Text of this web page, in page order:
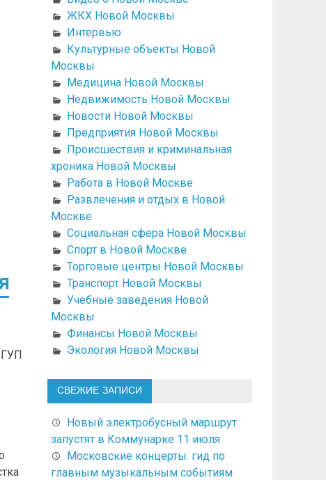
ГУП
ЖКХ Новой Москвы
Интервью
Культурные объекты Новой
Москвы
Медицина Новой Москвы
Недвижимость Новой Москвы
Новости Новой Москвы
Предприятия Новой Москвы
Происшествия и криминальная
хроника Новой Москвы
Работа в Новой Москве
Развлечения и отдых в Новой
Москве
Социальная сфера Новой Москвы
Спорт в Новой Москве
Торговые центры Новой Москвы
Транспорт Новой Москвы
Учебные заведения Новой
Москвы
Финансы Новой Москвы
Экология Новой Москвы
СВЕЖИЕ ЗАПИСИ
Новый электробусный маршрут
запустят в Коммунарке 11 июля
Московские концерты: гид по
главным музыкальным событиям